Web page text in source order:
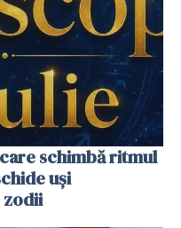
schimbă ritmul
uși
zodii